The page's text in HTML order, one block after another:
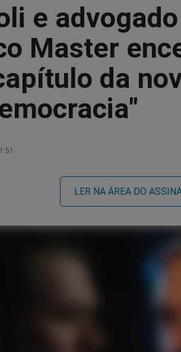
e
Master
da
LER NA ÁREA DO